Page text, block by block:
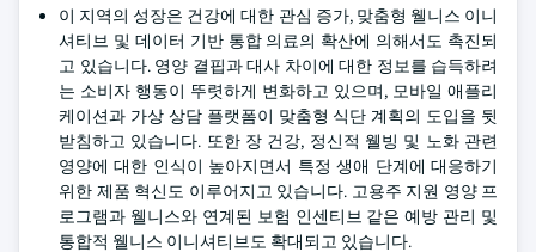
이 지역의 성장은 건강에 대한 관심 증가, 맞춤형 웰니스 이니
셔티브 및 데이터 기반 통합 의료의 확산에 의해서도 촉진되
고 있습니다. 영양 결핍과 대사 차이에 대한 정보를 습득하려
는 소비자 행동이 뚜렷하게 변화하고 있으며, 모바일 애플리
케이션과 가상 상담 플랫폼이 맞춤형 식단 계획의 도입을 뒷
받침하고 있습니다. 또한 장 건강, 정신적 웰빙 및 노화 관련
영양에 대한 인식이 높아지면서 특정 생애 단계에 대응하기
위한 제품 혁신도 이루어지고 있습니다. 고용주 지원 영양 프
로그램과 웰니스와 연계된 보험 인센티브 같은 예방 관리 및
통합적 웰니스 이니셔티브도 확대되고 있습니다.